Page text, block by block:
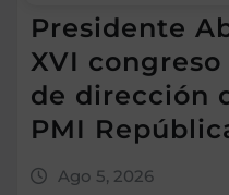
Presidente
XVI
de dirección
PMI
Ago 5, 2026